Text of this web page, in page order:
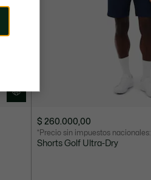
$ 260.000,00
*Precio sin impuestos nacionales:
Shorts Golf Ultra-Dry